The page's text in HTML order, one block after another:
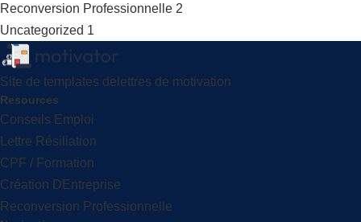
Reconversion Professionnelle 2
Uncategorized 1
Site de templates delettres de motivation
Resources
Conseils Emploi
Lettre Résiliation
CPF / Formation
Création DEntreprise
Reconversion Professionnelle